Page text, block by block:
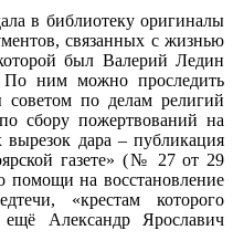
в библиотеку оригиналы
связанных с жизнью
был Валерий Ледин
ним можно проследить
по делам религий
сбору пожертвований на
дара – публикация
газете» (№ 27 от 29
помощи на восстановление
«крестам которого
Александр Ярославич